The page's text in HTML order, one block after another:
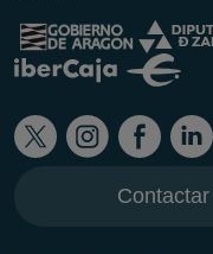
Contactar